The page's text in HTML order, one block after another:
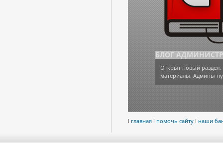
АРХИВ ФАЙЛОВ
Архив файлов сайта
Дополнения для
l главная l помочь сайту l наши